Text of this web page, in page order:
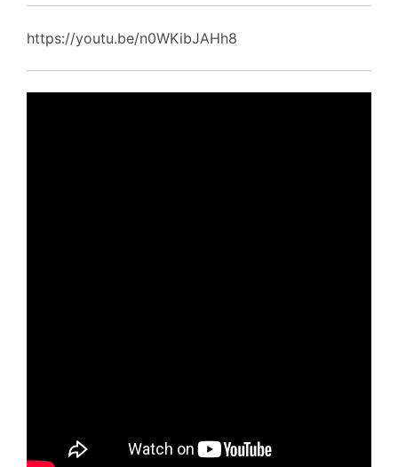
https://youtu.be/n0WKibJAHh8